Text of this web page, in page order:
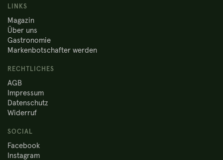
LINKS
Magazin
Über uns
Gastronomie
Markenbotschafter werden
RECHTLICHES
AGB
Impressum
Datenschutz
Widerruf
SOCIAL
Facebook
Instagram